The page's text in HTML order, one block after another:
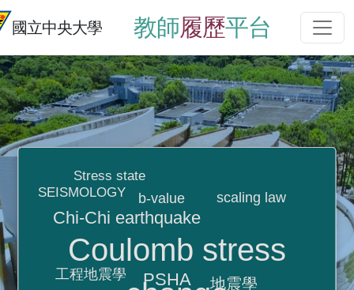
國立中央大學 教師履歷平台
Coulomb stress
PSHA
Chi-Chi earthquake
地震學
b-value
工程地震學
scaling law
SEISMOLOGY
Stress state